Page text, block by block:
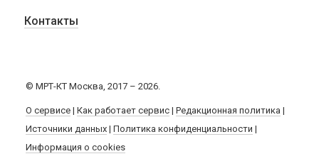
Контакты
© МРТ-КТ Москва, 2017 – 2026.
О сервисе| Как работает сервис| Редакционная политика |
Источники данных| Политика конфиденциальности |
Информация о cookies